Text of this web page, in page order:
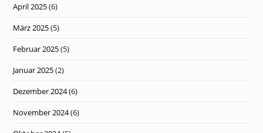
April 2025(6)
März 2025(5)
Februar 2025(5)
Januar 2025(2)
Dezember 2024(6)
November 2024(6)